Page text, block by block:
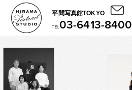
平間写真館TOKYO
TEL03-6413-8400